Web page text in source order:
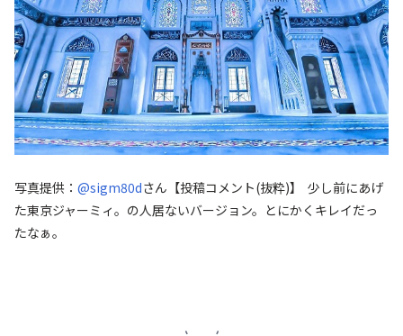
写真提供： @sigm80dさん 【投稿コメント(抜粋)】 少し前にあげ
た東京ジャーミィ。の人居ないバージョン。とにかくキレイだっ
たなぁ。